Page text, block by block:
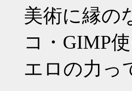
美術に縁の
コ・GIMP
エロの力っ